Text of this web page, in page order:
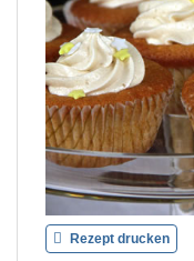
Rezept drucken